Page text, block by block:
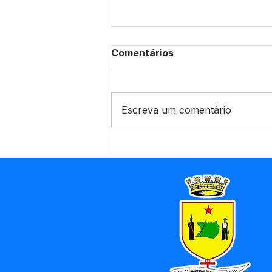
Thaumaturgo amplia
infraestrutura urbana com
abertura de novas ruas e
implantação de rede de
abastecimento de água
Comentários
Escreva um comentário